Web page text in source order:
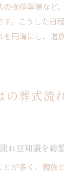
挨拶準備など
す。こうした日
を円滑にし、遺
の葬式流
れ豆知識を総
とが多く、親族